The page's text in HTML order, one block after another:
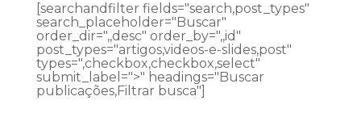
[searchandfilter fields="search,post_types"
search_placeholder="Buscar"
order_dir=",,desc" order_by=",,id"
post_types="artigos,videos-e-slides,post"
types=",checkbox,checkbox,select"
submit_label=">" headings="Buscar
publicações,Filtrar busca"]